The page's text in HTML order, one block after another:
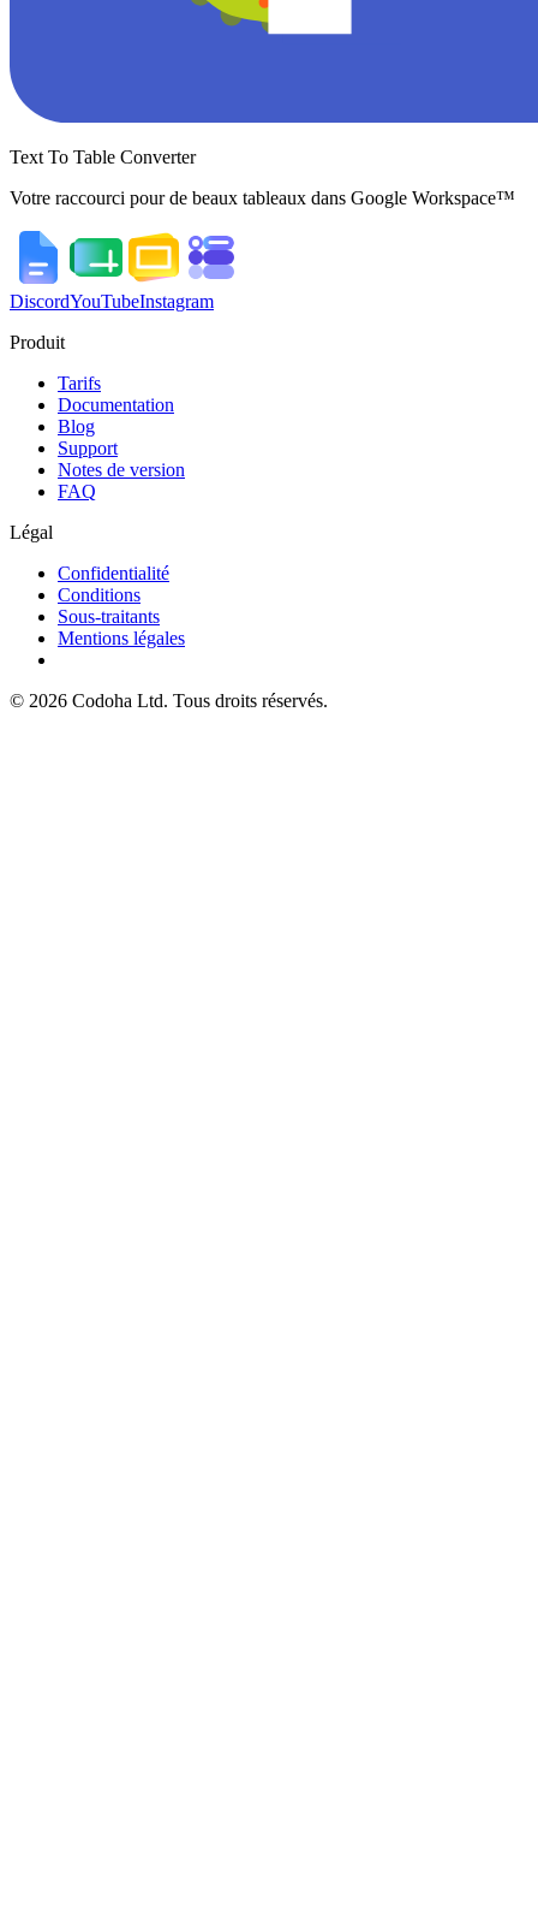
Text To Table Converter
Votre raccourci pour de beaux tableaux dans Google Workspace™
DiscordYouTubeInstagram
Produit
Tarifs
Documentation
Blog
Support
Notes de version
FAQ
Légal
Confidentialité
Conditions
Sous-traitants
Mentions légales
© 2026 Codoha Ltd. Tous droits réservés.